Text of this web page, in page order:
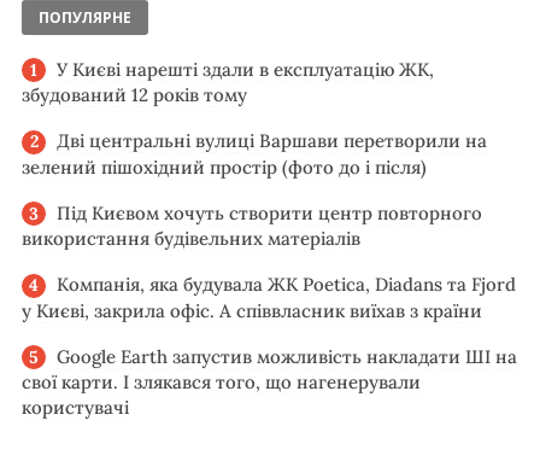
ПОПУЛЯРНЕ
У Києві нарешті здали в експлуатацію ЖК,
збудований 12 років тому
Дві центральні вулиці Варшави перетворили на
зелений пішохідний простір (фото до і після)
Під Києвом хочуть створити центр повторного
використання будівельних матеріалів
Компанія, яка будувала ЖК Poetica, Diadans та Fjord
у Києві, закрила офіс. А співвласник виїхав з країни
Google Earth запустив можливість накладати ШІ на
свої карти. І злякався того, що нагенерували
користувачі